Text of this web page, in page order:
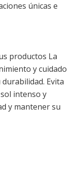
únicas e
productos La
y cuidado
Evita
intenso y
y mantener su